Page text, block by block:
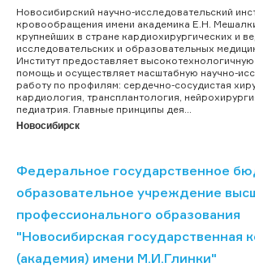
Новосибирский научно-исследовательский
кровообращения имени академика Е.Н.
крупнейших в стране кардиохирургических и
исследовательских и образовательных
Институт предоставляет
помощь и осуществляет масштабную научно-
работу по профилям: сердечно-сосудистая
кардиология, трансплантология,
педиатрия. Главные принципы дея...
Новосибирск
Федеральное государственное
образовательное учреждение
профессионального образования
"Новосибирская государственная
(академия) имени М.И.Глинки"